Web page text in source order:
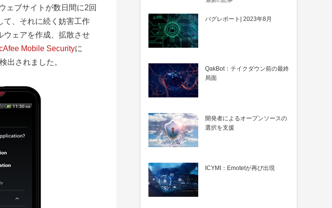
ェブサイトが数日間に2回
て、それに続く妨害工作
ウェアを作成、拡散させ
Mobile Securityに
出されました。
バグレポート| 2023年8月
QakBot：テイクダウン前の最終
局面
開発者によるオープンソースの
選択を支援
ICYMI：Emotetが再び出現